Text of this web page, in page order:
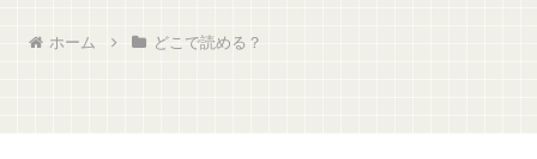
ホーム どこで読める？